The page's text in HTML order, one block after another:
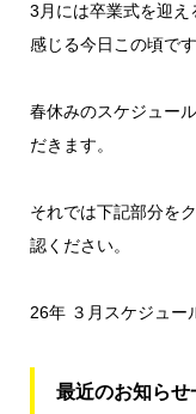
3月には卒業式を迎
感じる今日この頃です
春休みのスケジュー
だきます。
それでは下記部分を
認ください。
26年 ３月スケジュー
最近のお知らせ